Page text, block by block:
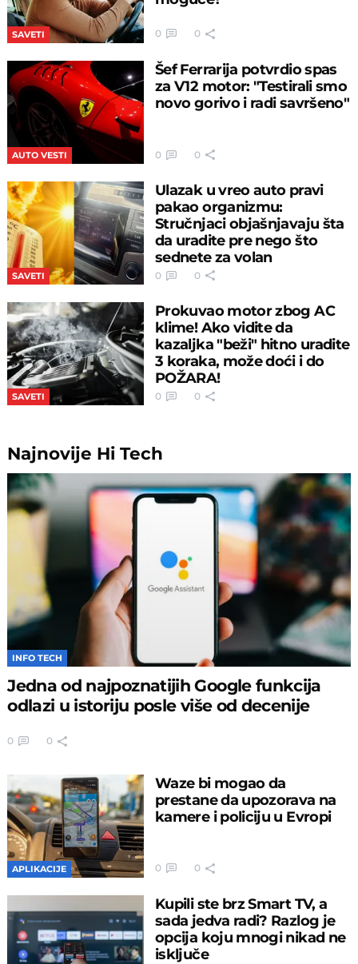
SAVETI 0 0
AUTO VESTI
Šef Ferrarija potvrdio spas
za V12 motor: "Testirali smo
novo gorivo i radi savršeno"
0 0
SAVETI
Ulazak u vreo auto pravi
pakao organizmu:
Stručnjaci objašnjavaju šta
da uradite pre nego što
sednete za volan
0 0
SAVETI
Prokuvao motor zbog AC
klime! Ako vidite da
kazaljka "beži" hitno uradite
3 koraka, može doći i do
POŽARA!
0 0
Najnovije Hi Tech
INFO TECH
Jedna od najpoznatijih Google funkcija
odlazi u istoriju posle više od decenije
0 0
APLIKACIJE
Waze bi mogao da
prestane da upozorava na
kamere i policiju u Evropi
0 0
Kupili ste brz Smart TV, a
sada jedva radi? Razlog je
opcija koju mnogi nikad ne
isključe